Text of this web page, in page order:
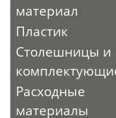
материал
Пластик
Столешницы и
Расходные
материалы